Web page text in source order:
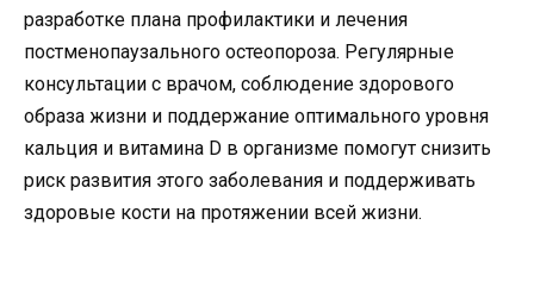
разработке плана профилактики и лечения
постменопаузального остеопороза. Регулярные
консультации с врачом, соблюдение здорового
образа жизни и поддержание оптимального уровня
кальция и витамина D в организме помогут снизить
риск развития этого заболевания и поддерживать
здоровые кости на протяжении всей жизни.